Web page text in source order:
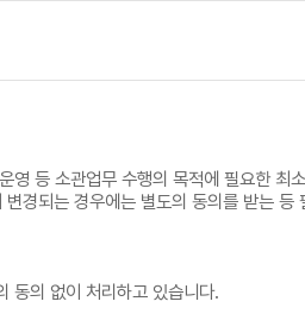
등 소관업무 수행의 목적에 필요한 최
경되는 경우에는 별도의 동의를 받는 등
동의 없이 처리하고 있습니다.